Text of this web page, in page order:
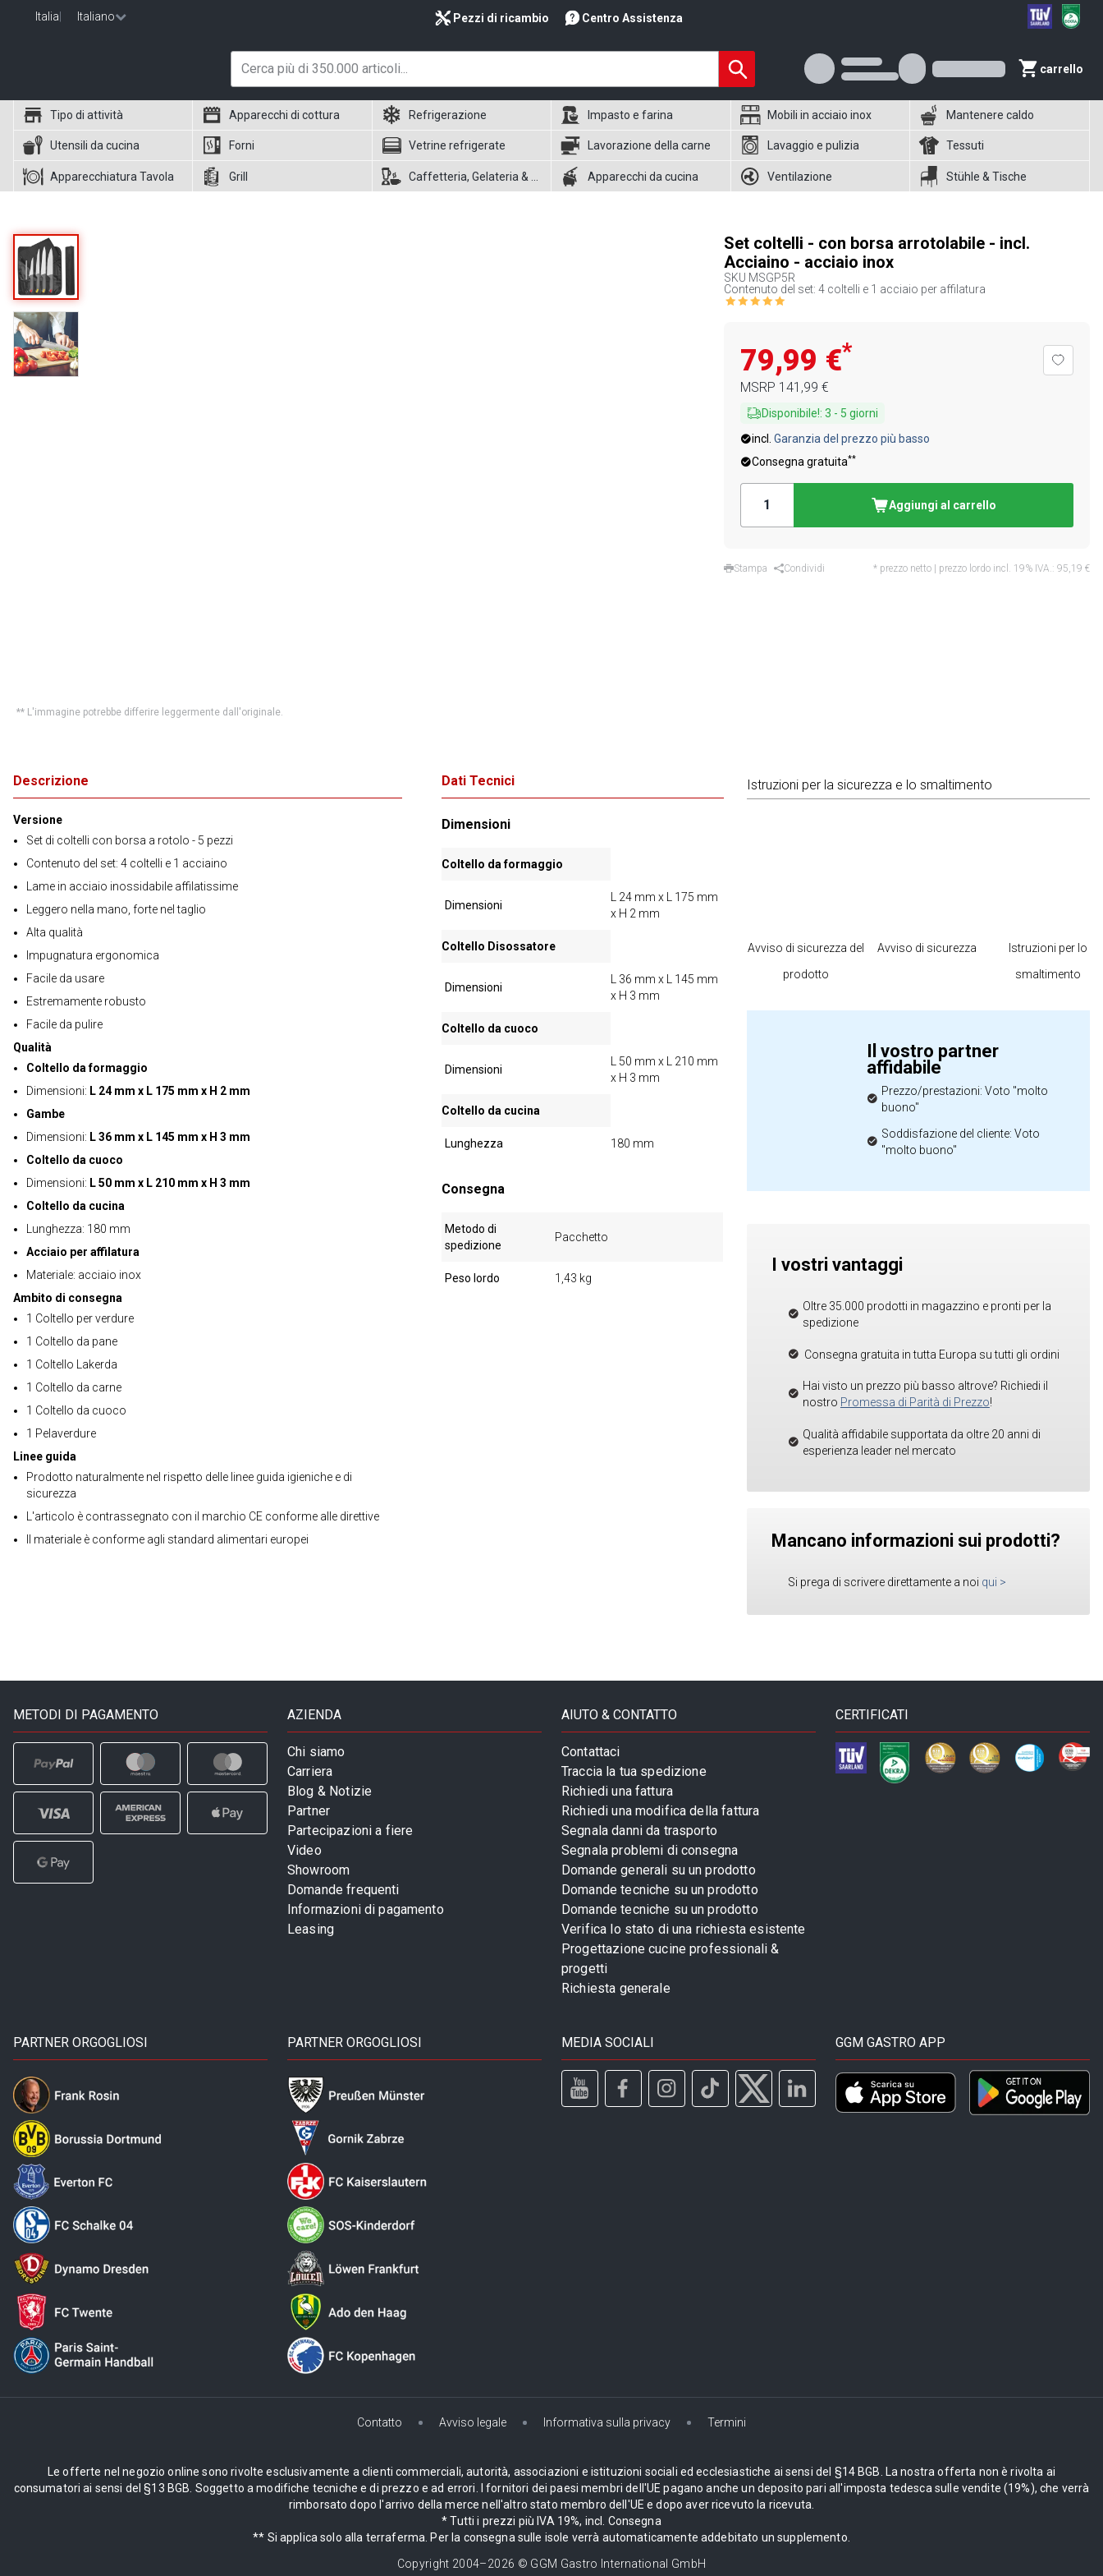
Italia Italiano Pezzi di ricambio Centro Assistenza
carrello
Tipo di attività Apparecchi di cottura Refrigerazione Impasto e farina Mobili in acciaio inox Mantenere caldo
Utensili da cucina Forni Vetrine refrigerate Lavorazione della carne Lavaggio e pulizia Tessuti
Apparecchiatura Tavola Grill Apparecchi da cucina Ventilazione Stühle & Tische
** L'immagine potrebbe differire leggermente dall'originale.
Set coltelli - con borsa arrotolabile - incl.
Acciaino - acciaio inox
SKU MSGP5R
Contenuto del set: 4 coltelli e 1 acciaio per affilatura
79,99 €*
MSRP 141,99 €
Disponibile!: 3 - 5 giorni
incl. Garanzia del prezzo più basso
Consegna gratuita**
Aggiungi al carrello
Stampa Condividi * prezzo netto | prezzo lordo incl. 19% IVA.: 95,19 €
Descrizione
Versione
Set di coltelli con borsa a rotolo - 5 pezzi
Contenuto del set: 4 coltelli e 1 acciaino
Lame in acciaio inossidabile affilatissime
Leggero nella mano, forte nel taglio
Alta qualità
Impugnatura ergonomica
Facile da usare
Estremamente robusto
Facile da pulire
Qualità
Coltello da formaggio
Dimensioni: L 24 mm x L 175 mm x H 2 mm
Gambe
Dimensioni: L 36 mm x L 145 mm x H 3 mm
Coltello da cuoco
Dimensioni: L 50 mm x L 210 mm x H 3 mm
Coltello da cucina
Lunghezza: 180 mm
Acciaio per affilatura
Materiale: acciaio inox
Ambito di consegna
1 Coltello per verdure
1 Coltello da pane
1 Coltello Lakerda
1 Coltello da carne
1 Coltello da cuoco
1 Pelaverdure
Linee guida
Prodotto naturalmente nel rispetto delle linee guida igieniche e di
sicurezza
L'articolo è contrassegnato con il marchio CE conforme alle direttive
Il materiale è conforme agli standard alimentari europei
Dati Tecnici
Dimensioni
Coltello da formaggio
Dimensioni
L 24 mm x L 175 mm
x H 2 mm
Coltello Disossatore
Dimensioni
L 36 mm x L 145 mm
x H 3 mm
Coltello da cuoco
Dimensioni
L 50 mm x L 210 mm
x H 3 mm
Coltello da cucina
Lunghezza 180 mm
Consegna
Metodo di
spedizione
Pacchetto
Peso lordo 1,43 kg
Istruzioni per la sicurezza e lo smaltimento
Avviso di sicurezza del
prodotto
Avviso di sicurezza
Istruzioni per lo
smaltimento
Il vostro partner
affidabile
Prezzo/prestazioni: Voto "molto
buono"
Soddisfazione del cliente: Voto
"molto buono"
I vostri vantaggi
Oltre 35.000 prodotti in magazzino e pronti per la
spedizione
Consegna gratuita in tutta Europa su tutti gli ordini
Hai visto un prezzo più basso altrove? Richiedi il
nostro Promessa di Parità di Prezzo!
Qualità affidabile supportata da oltre 20 anni di
esperienza leader nel mercato
Mancano informazioni sui prodotti?
Si prega di scrivere direttamente a noi qui >
METODI DI PAGAMENTO AZIENDA
Chi siamo
Carriera
Blog & Notizie
Partner
Partecipazioni a fiere
Video
Showroom
Domande frequenti
Informazioni di pagamento
Leasing
AIUTO & CONTATTO
Contattaci
Traccia la tua spedizione
Richiedi una fattura
Richiedi una modifica della fattura
Segnala danni da trasporto
Segnala problemi di consegna
Domande generali su un prodotto
Domande tecniche su un prodotto
Domande tecniche su un prodotto
Verifica lo stato di una richiesta esistente
Progettazione cucine professionali &
progetti
Richiesta generale
CERTIFICATI
PARTNER ORGOGLIOSI PARTNER ORGOGLIOSI MEDIA SOCIALI GGM GASTRO APP
Contatto Avviso legale Informativa sulla privacy Termini
Le offerte nel negozio online sono rivolte esclusivamente a clienti commerciali, autorità, associazioni e istituzioni sociali ed ecclesiastiche ai sensi del §14 BGB. La nostra offerta non è rivolta ai
consumatori ai sensi del §13 BGB. Soggetto a modifiche tecniche e di prezzo e ad errori. I fornitori dei paesi membri dell'UE pagano anche un deposito pari all'imposta tedesca sulle vendite (19%), che verrà
rimborsato dopo l'arrivo della merce nell'altro stato membro dell'UE e dopo aver ricevuto la ricevuta.
* Tutti i prezzi più IVA 19%, incl. Consegna
** Si applica solo alla terraferma. Per la consegna sulle isole verrà automaticamente addebitato un supplemento.
Copyright 2004–2026 © GGM Gastro International GmbH